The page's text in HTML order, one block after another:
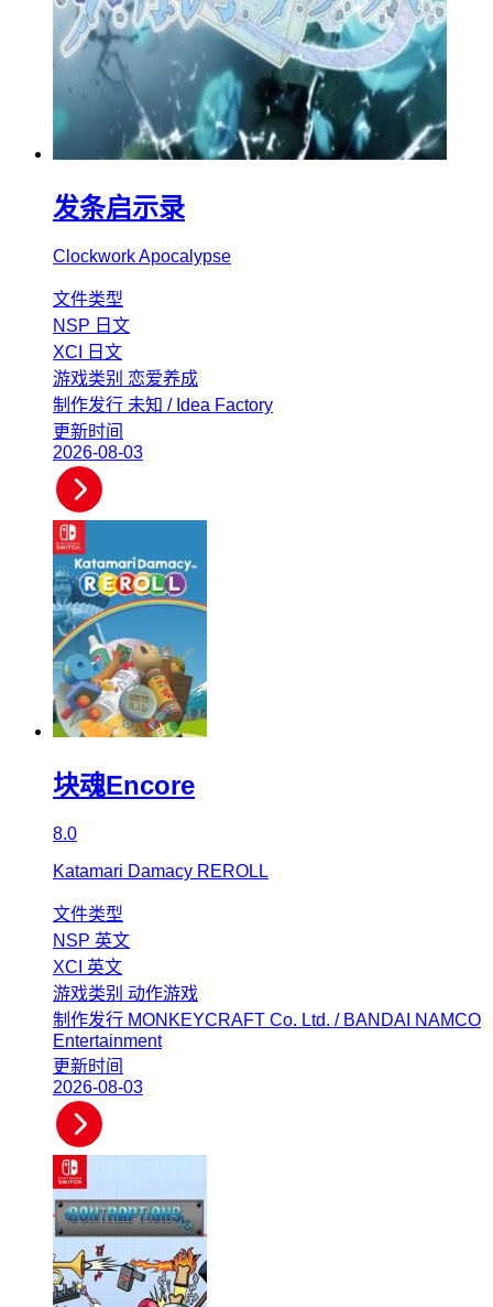
发条启示录
Clockwork Apocalypse
文件类型
NSP 日文
XCI
日文
游戏类别 恋爱养成
制作发行 未知 / Idea Factory
更新时间
2026-08-03
块魂Encore
8.0
Katamari Damacy REROLL
文件类型
NSP 英文
XCI 英文
游戏类别 动作游戏
制作发行 MONKEYCRAFT Co. Ltd. / BANDAI NAMCO
Entertainment
更新时间
2026-08-03